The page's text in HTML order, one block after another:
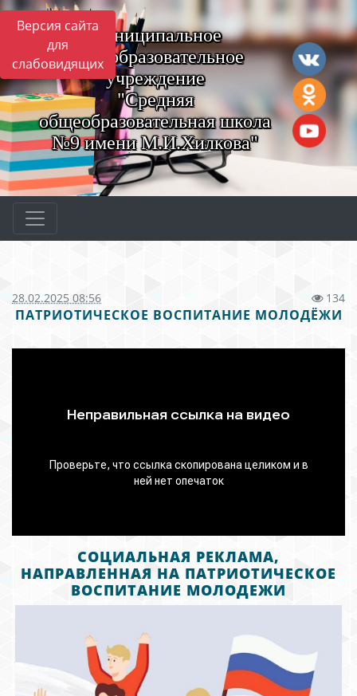
Версия сайта
для
слабовидящих
Муниципальное
общеобразовательное
учреждение
"Средняя
общеобразовательная школа
№9 имени М.И.Хилкова"
28.02.2025 08:56 134
ПАТРИОТИЧЕСКОЕ ВОСПИТАНИЕ МОЛОДЁЖИ
СОЦИАЛЬНАЯ РЕКЛАМА,
НАПРАВЛЕННАЯ НА ПАТРИОТИЧЕСКОЕ
ВОСПИТАНИЕ МОЛОДЕЖИ